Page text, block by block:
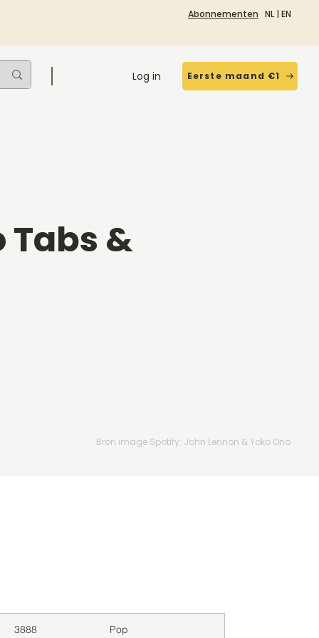
Abonnementen NL | EN
Log in Eerste maand €1
Tabs &
Bron image Spotify: John Lennon & Yoko Ono
3888 Pop